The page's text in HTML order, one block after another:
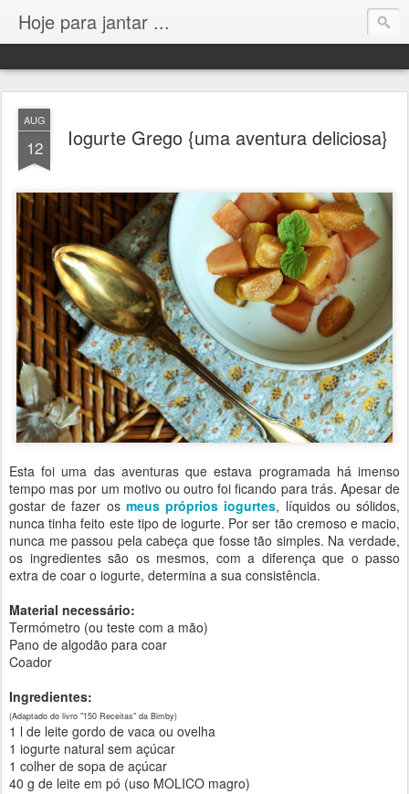
Hoje para jantar ...
AUG
12 Iogurte Grego {uma aventura deliciosa}
Esta foi uma das aventuras que estava programada há imenso
tempo mas por um motivo ou outro foi ficando para trás. Apesar de
gostar de fazer os meus próprios iogurtes, líquidos ou sólidos,
nunca tinha feito este tipo de iogurte. Por ser tão cremoso e macio,
nunca me passou pela cabeça que fosse tão simples. Na verdade,
os ingredientes são os mesmos, com a diferença que o passo
extra de coar o iogurte, determina a sua consistência.
Material necessário:
Termómetro (ou teste com a mão)
Pano de algodão para coar
Coador
Ingredientes:
(Adaptado do livro "150 Receitas" da Bimby)
1 l de leite gordo de vaca ou ovelha
1 iogurte natural sem açúcar
1 colher de sopa de açúcar
40 g de leite em pó (uso MOLICO magro)